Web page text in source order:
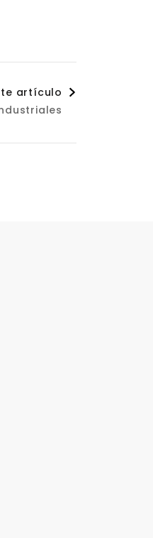
artículo